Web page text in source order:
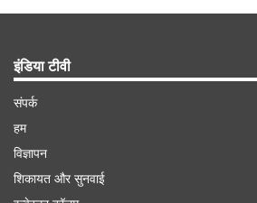
इंडिया टीवी
संपर्क
हम
विज्ञापन
शिकायत और सुनवाई